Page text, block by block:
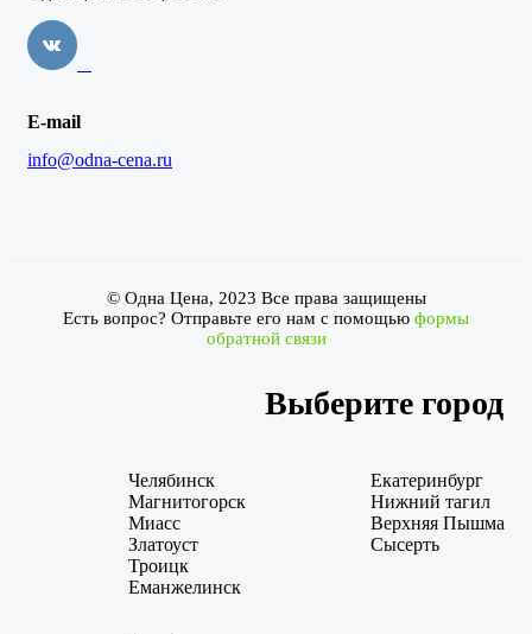
E-mail
info@odna-cena.ru
© Одна Цена, 2023 Все права защищены
Есть вопрос? Отправьте его нам с помощью формы
обратной связи
Выберите город
Челябинск
Магнитогорск
Миасс
Златоуст
Троицк
Еманжелинск
Екатеринбург
Нижний тагил
Верхняя Пышма
Сысерть